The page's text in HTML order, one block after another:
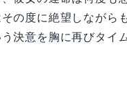
の度に絶望しながら
決意を胸に再びタイ